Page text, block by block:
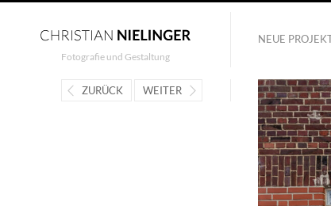
Fotografie und Gestaltung
NEUE
ZURÜCK WEITER